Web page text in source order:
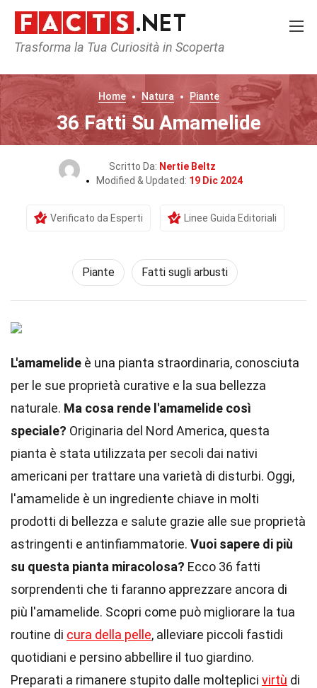
Trasforma la Tua Curiosità in Scoperta
Home Natura Piante
36 Fatti Su Amamelide
Scritto Da: Nertie Beltz
Modified & Updated: 19 Dic 2024
Verificato da Esperti Linee Guida Editoriali
Piante Fatti sugli arbusti
L'amamelide è una pianta straordinaria, conosciuta
per le sue proprietà curative e la sua bellezza
naturale. Ma cosa rende l'amamelide così
speciale? Originaria del Nord America, questa
pianta è stata utilizzata per secoli dai nativi
americani per trattare una varietà di disturbi. Oggi,
l'amamelide è un ingrediente chiave in molti
prodotti di bellezza e salute grazie alle sue proprietà
astringenti e antinfiammatorie. Vuoi sapere di più
su questa pianta miracolosa? Ecco 36 fatti
sorprendenti che ti faranno apprezzare ancora di
più l'amamelide. Scopri come può migliorare la tua
routine di cura della pelle, alleviare piccoli fastidi
quotidiani e persino abbellire il tuo giardino.
Preparati a rimanere stupito dalle molteplici virtù di